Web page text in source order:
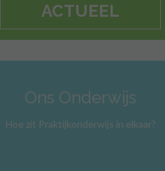
ACTUEEL
Ons Onderwijs
Hoe zit Praktijkonderwijs in elkaar?